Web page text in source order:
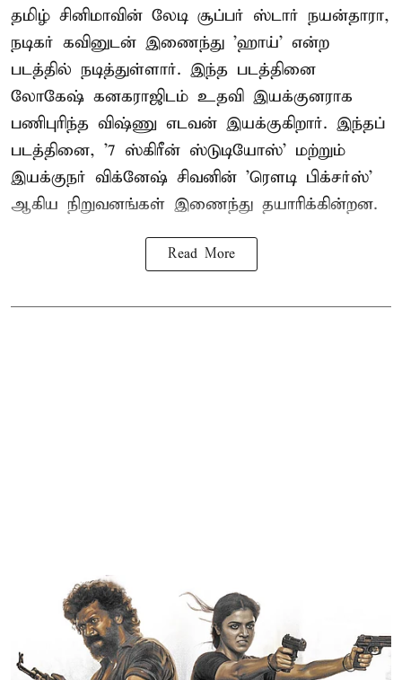
தமிழ் சினிமாவின் லேடி சூப்பர் ஸ்டார் நயன்தாரா,
நடிகர் கவினுடன் இணைந்து 'ஹாய்' என்ற
படத்தில் நடித்துள்ளார். இந்த படத்தினை
லோகேஷ் கனகராஜிடம் உதவி இயக்குனராக
பணிபுரிந்த விஷ்ணு எடவன் இயக்குகிறார். இந்தப்
படத்தினை, '7 ஸ்கிரீன் ஸ்டுடியோஸ்' மற்றும்
இயக்குநர் விக்னேஷ் சிவனின் 'ரௌடி பிக்சர்ஸ்'
ஆகிய நிறுவனங்கள் இணைந்து தயாரிக்கின்றன.
Read More